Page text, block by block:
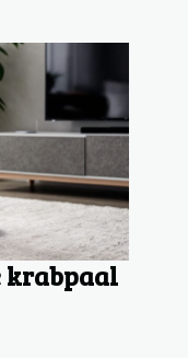
krabpaal